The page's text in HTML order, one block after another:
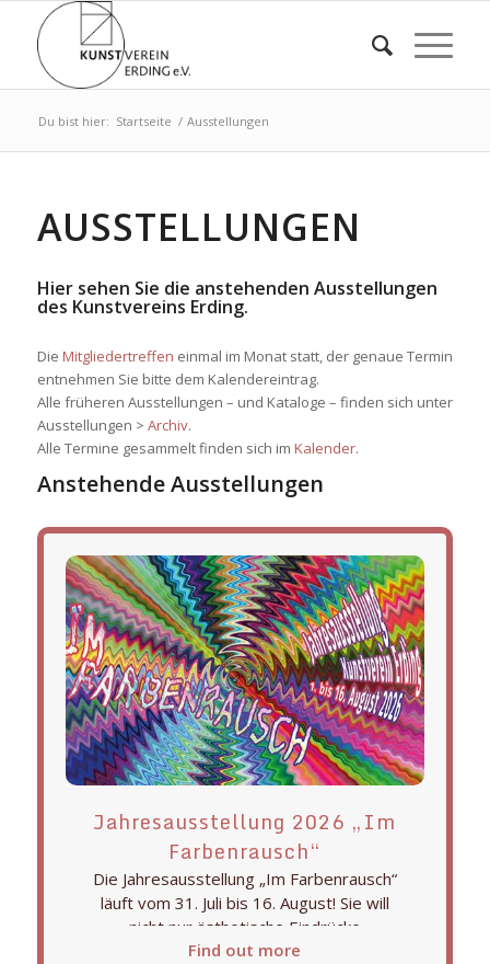
Du bist hier: Startseite / Ausstellungen
AUSSTELLUNGEN
Hier sehen Sie die anstehenden Ausstellungen
des Kunstvereins Erding.
Die Mitgliedertreffen einmal im Monat statt, der genaue Termin
entnehmen Sie bitte dem Kalendereintrag.
Alle früheren Ausstellungen – und Kataloge – finden sich unter
Ausstellungen > Archiv.
Alle Termine gesammelt finden sich im Kalender.
Anstehende Ausstellungen
Jahresausstellung 2026 „Im
Farbenrausch“
Die Jahresausstellung „Im Farbenrausch“
läuft vom 31. Juli bis 16. August! Sie will
nicht nur ästhetische Eindrücke
vermitteln, sondern durch eine Vielzahl
Find out more